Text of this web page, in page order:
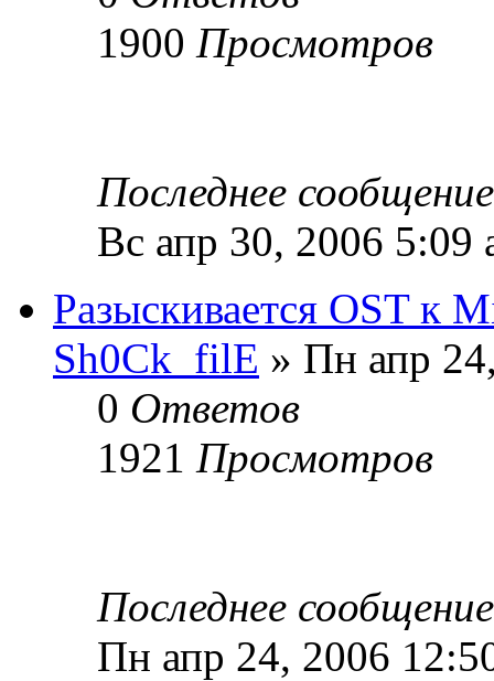
1900 Просмотров
Последнее
Вс апр 30, 2006 5:09
Разыскивается OST к
Sh0Ck_filE » Пн апр
0 Ответов
1921 Просмотров
Последнее
Пн апр 24, 2006